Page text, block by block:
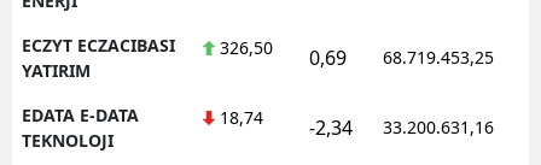
ECZYT ECZACIBASI
YATIRIM
326,50 0,69 68.719.453,25
EDATA E-DATA
TEKNOLOJI
18,74 -2,34 33.200.631,16